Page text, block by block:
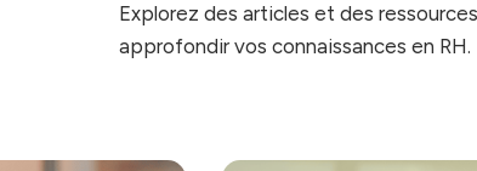
Explorez des articles et des
approfondir vos connaissances en RH.